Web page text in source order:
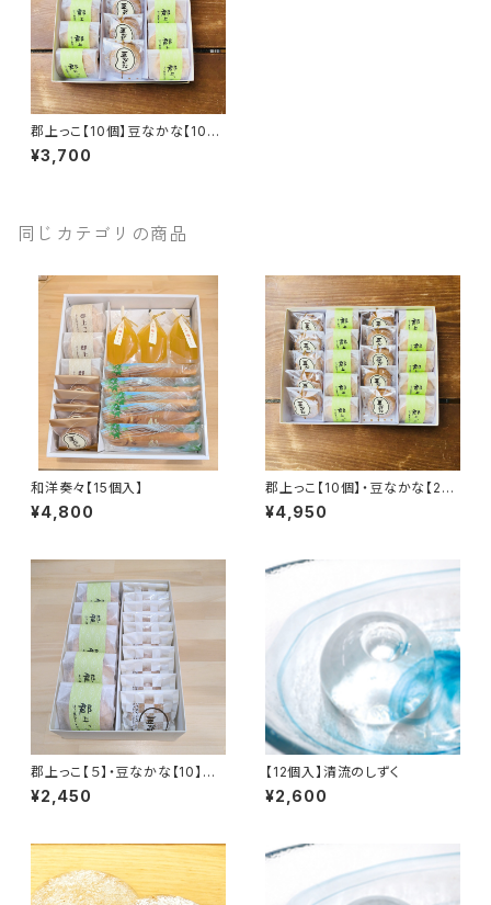
郡上っこ【10個】豆なかな【10
個】セット
¥3,700
同じカテゴリの商品
和洋奏々【15個入】
¥4,800
郡上っこ【10個】・豆なかな【20
個】セット
¥4,950
郡上っこ【５】・豆なかな【10】セ
ット
¥2,450
【12個入】清流のしずく
¥2,600